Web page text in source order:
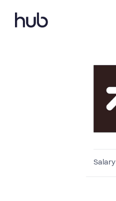
Salary